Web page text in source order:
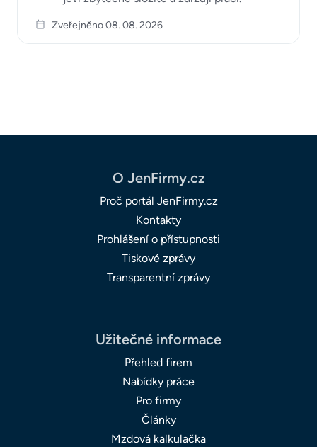
Zveřejněno 08. 08. 2026
O JenFirmy.cz
Proč portál JenFirmy.cz
Kontakty
Prohlášení o přístupnosti
Tiskové zprávy
Transparentní zprávy
Užitečné informace
Přehled firem
Nabídky práce
Pro firmy
Články
Mzdová kalkulačka